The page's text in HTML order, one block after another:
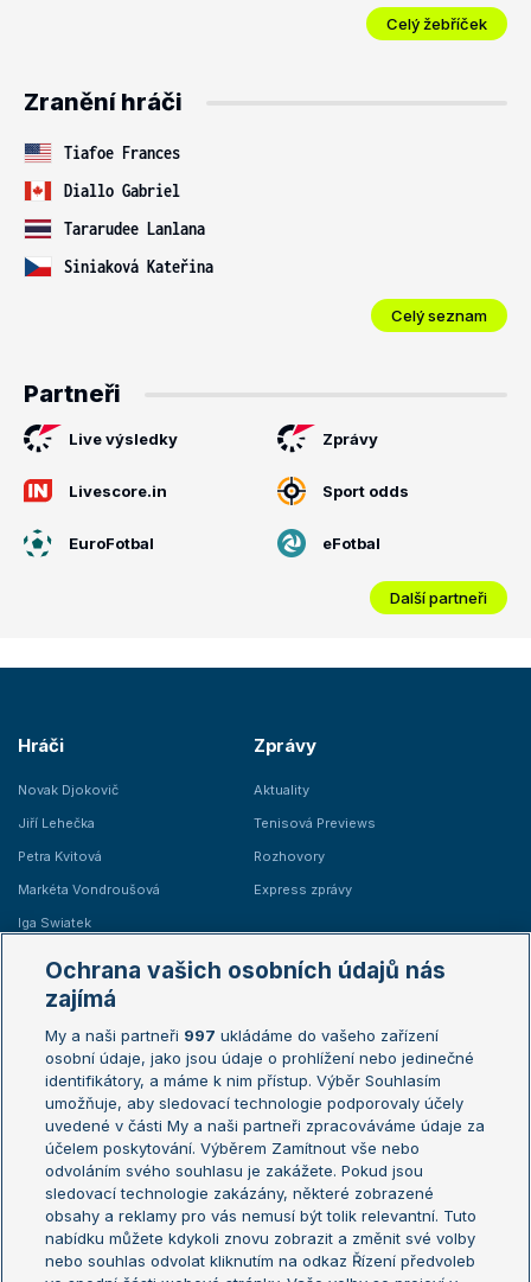
Celý žebříček
Zranění hráči
Tiafoe Frances
Diallo Gabriel
Tararudee Lanlana
Siniaková Kateřina
Celý seznam
Partneři
Live výsledky Zprávy
Livescore.in Sport odds
EuroFotbal eFotbal
Další partneři
Hráči
Novak Djokovič
Jiří Lehečka
Petra Kvitová
Markéta Vondroušová
Iga Swiatek
Zprávy
Aktuality
Tenisová Previews
Rozhovory
Express zprávy
Žebříčky
Žebříček ATP (muži)
Žebříček WTA (ženy)
Sázkařský žebříček
Australian Open
French Open
Wimbledon
US Open
Turnaj mistrů
Turnaj mistryň
Aktualní trendy
Ochrana vašich osobních údajů nás
zajímá
My a naši partneři 997 ukládáme do vašeho zařízení
osobní údaje, jako jsou údaje o prohlížení nebo jedinečné
identifikátory, a máme k nim přístup. Výběr Souhlasím
umožňuje, aby sledovací technologie podporovaly účely
uvedené v části My a naši partneři zpracováváme údaje za
účelem poskytování. Výběrem Zamítnout vše nebo
odvoláním svého souhlasu je zakážete. Pokud jsou
sledovací technologie zakázány, některé zobrazené
obsahy a reklamy pro vás nemusí být tolik relevantní. Tuto
nabídku můžete kdykoli znovu zobrazit a změnit své volby
nebo souhlas odvolat kliknutím na odkaz Řízení předvoleb